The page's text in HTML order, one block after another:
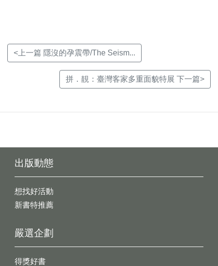
<上一篇 隱沒的孕震帶/The Seism...
拼．靚：臺灣客家多重面貌特展 下一篇>
出版動態
想找好活動
新書特推薦
嚴選企劃
得獎好書